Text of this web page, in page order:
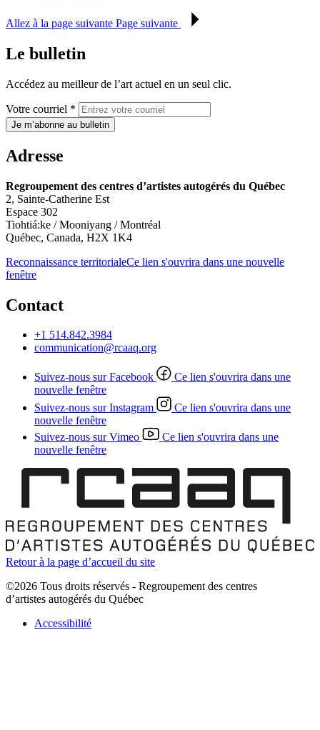
Allez à la page suivante Page suivante
Le bulletin
Accédez au meilleur de l’art actuel en un seul clic.
Votre courriel *
Je m’abonne au bulletin
Adresse
Regroupement des centres d’artistes autogérés du Québec
2, Sainte-Catherine Est
Espace 302
Tiohtiá:ke / Mooniyang / Montréal
Québec, Canada, H2X 1K4
Reconnaissance territorialeCe lien s'ouvrira dans une nouvelle
fenêtre
Contact
+1 514.842.3984
communication@rcaaq.org
Suivez-nous sur Facebook
Ce lien s'ouvrira dans une
nouvelle fenêtre
Suivez-nous sur Instagram
Ce lien s'ouvrira dans une
nouvelle fenêtre
Suivez-nous sur Vimeo
Ce lien s'ouvrira dans une
nouvelle fenêtre
Retour à la page d’accueil du site
©2026 Tous droits réservés - Regroupement des centres
d’artistes autogérés du Québec
Accessibilité